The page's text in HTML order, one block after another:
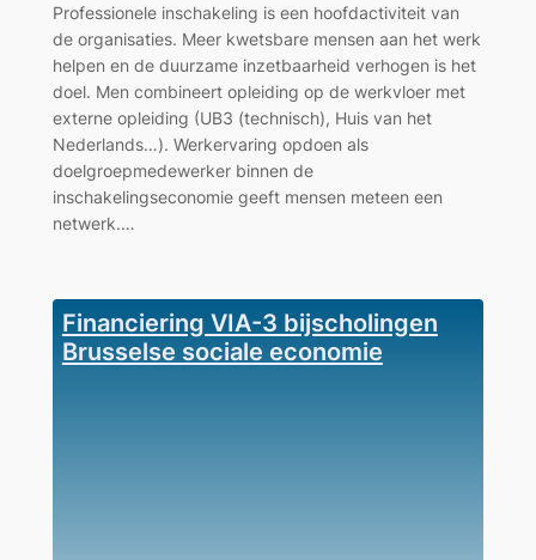
Professionele inschakeling is een hoofdactiviteit van
de organisaties. Meer kwetsbare mensen aan het werk
helpen en de duurzame inzetbaarheid verhogen is het
doel. Men combineert opleiding op de werkvloer met
externe opleiding (UB3 (technisch), Huis van het
Nederlands…). Werkervaring opdoen als
doelgroepmedewerker binnen de
inschakelingseconomie geeft mensen meteen een
netwerk.…
Financiering VIA-3 bijscholingen
Brusselse sociale economie